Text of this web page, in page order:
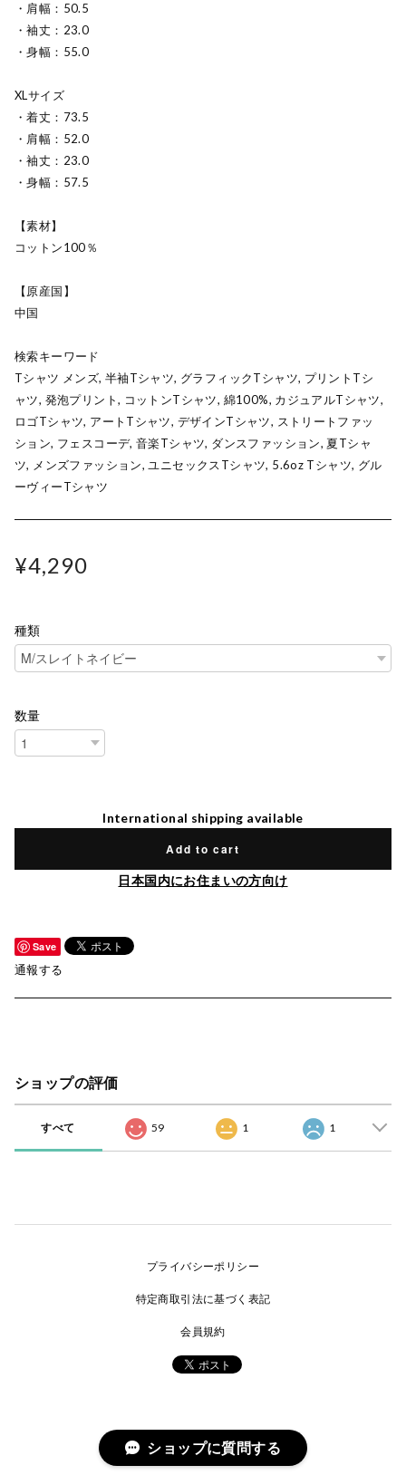
・肩幅：50.5
・袖丈：23.0
・身幅：55.0
XLサイズ
・着丈：73.5
・肩幅：52.0
・袖丈：23.0
・身幅：57.5
【素材】
コットン100％
【原産国】
中国
検索キーワード
Tシャツ メンズ, 半袖Tシャツ, グラフィックTシャツ, プリントTシ
ャツ, 発泡プリント, コットンTシャツ, 綿100%, カジュアルTシャツ,
ロゴTシャツ, アートTシャツ, デザインTシャツ, ストリートファッ
ション, フェスコーデ, 音楽Tシャツ, ダンスファッション, 夏Tシャ
ツ, メンズファッション, ユニセックスTシャツ, 5.6oz Tシャツ, グル
ーヴィーTシャツ
¥4,290
種類
数量
International shipping available
Add to cart
日本国内にお住まいの方向け
Save
通報する
ショップの評価
すべて 59 1 1
プライバシーポリシー
特定商取引法に基づく表記
会員規約
ショップに質問する